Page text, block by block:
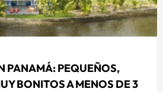
PANAMÁ: PEQUEÑOS,
BONITOS A MENOS DE 3